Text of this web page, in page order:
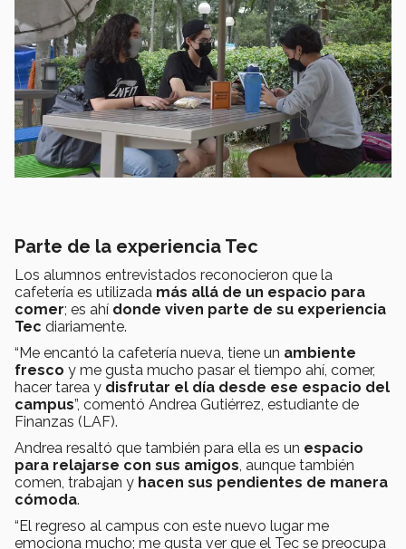
Parte de la experiencia Tec
Los alumnos entrevistados reconocieron que la
cafetería es utilizada más allá de un espacio para
comer; es ahí donde viven parte de su experiencia
Tec diariamente.
“Me encantó la cafetería nueva, tiene un ambiente
fresco y me gusta mucho pasar el tiempo ahí, comer,
hacer tarea y disfrutar el día desde ese espacio del
campus”, comentó Andrea Gutiérrez, estudiante de
Finanzas (LAF).
Andrea resaltó que también para ella es un espacio
para relajarse con sus amigos, aunque también
comen, trabajan y hacen sus pendientes de manera
cómoda.
“El regreso al campus con este nuevo lugar me
emociona mucho; me gusta ver que el Tec se preocupa